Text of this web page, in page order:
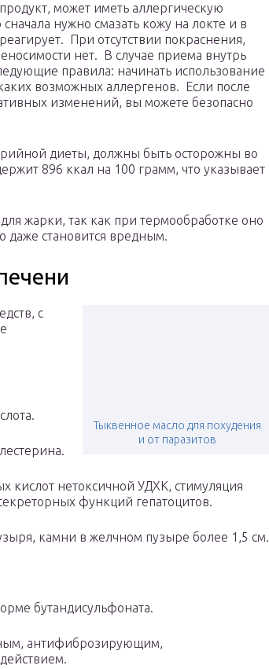
может иметь аллергическую
нужно смазать кожу на локте и в
При отсутствии покраснения,
нет. В случае приема внутрь
правила: начинать использование
возможных аллергенов. Если после
изменений, вы можете безопасно
диеты, должны быть осторожны во
896 ккал на 100 грамм, что указывает
жарки, так как при термообработке оно
даже становится вредным.
Тыквенное масло для похудения
и от паразитов
с
нетоксичной УДХК, стимуляция
функций гепатоцитов.
камни в желчном пузыре более 1,5 см.
бутандисульфоната.
антифиброзирующим,